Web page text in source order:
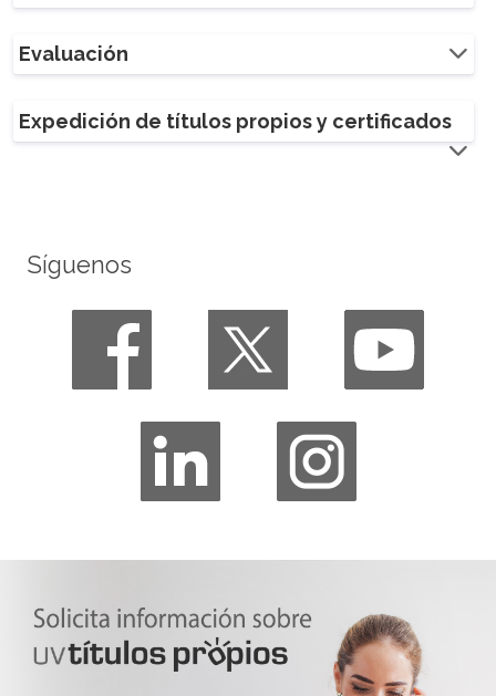
Evaluación
Expedición de títulos propios y certificados
Síguenos